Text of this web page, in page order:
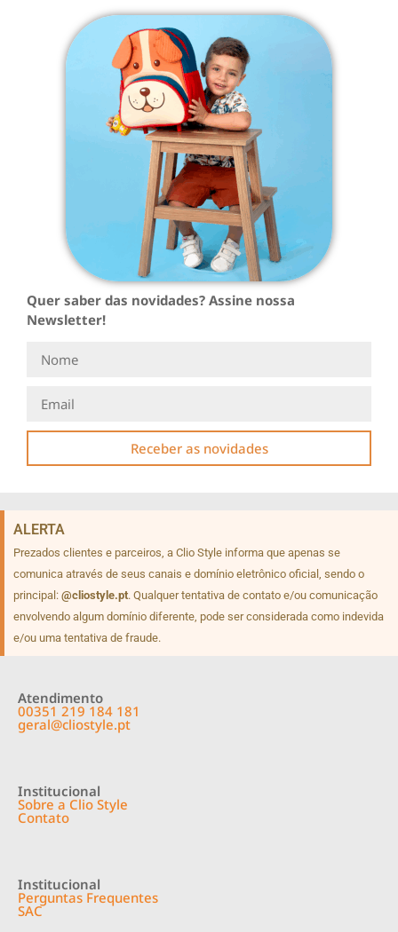
Quer saber das novidades? Assine nossa
Newsletter!
Receber as novidades
ALERTA
Prezados clientes e parceiros, a Clio Style informa que apenas se
comunica através de seus canais e domínio eletrônico oficial, sendo o
principal: @cliostyle.pt. Qualquer tentativa de contato e/ou comunicação
envolvendo algum domínio diferente, pode ser considerada como indevida
e/ou uma tentativa de fraude.
Atendimento
00351 219 184 181
geral@cliostyle.pt
Institucional
Sobre a Clio Style
Contato
Institucional
Perguntas Frequentes
SAC